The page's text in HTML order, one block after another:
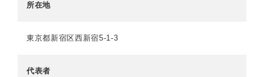
所在地
東京都新宿区西新宿5-1-3
代表者